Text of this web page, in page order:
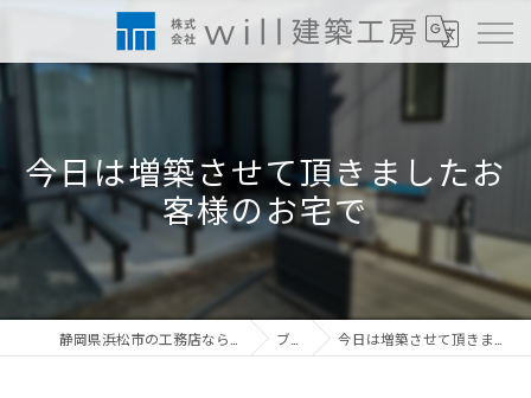
今日は増築させて頂きましたお
客様のお宅で
ブログ 今日は増築させて頂きましたお客様のお宅で